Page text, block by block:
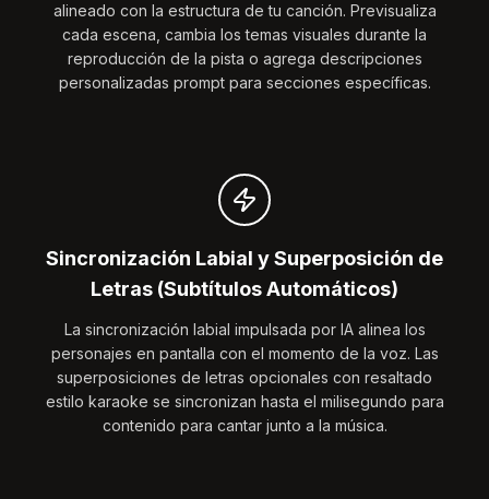
alineado con la estructura de tu canción. Previsualiza
cada escena, cambia los temas visuales durante la
reproducción de la pista o agrega descripciones
personalizadas prompt para secciones específicas.
Sincronización Labial y Superposición de
Letras (Subtítulos Automáticos)
La sincronización labial impulsada por IA alinea los
personajes en pantalla con el momento de la voz. Las
superposiciones de letras opcionales con resaltado
estilo karaoke se sincronizan hasta el milisegundo para
contenido para cantar junto a la música.